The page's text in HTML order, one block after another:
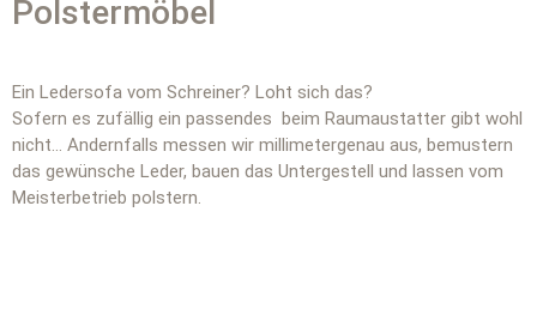
Polstermöbel
Ein Ledersofa vom Schreiner? Loht sich das?
Sofern es zufällig ein passendes beim Raumaustatter gibt wohl
nicht… Andernfalls messen wir millimetergenau aus, bemustern
das gewünsche Leder, bauen das Untergestell und lassen vom
Meisterbetrieb polstern.